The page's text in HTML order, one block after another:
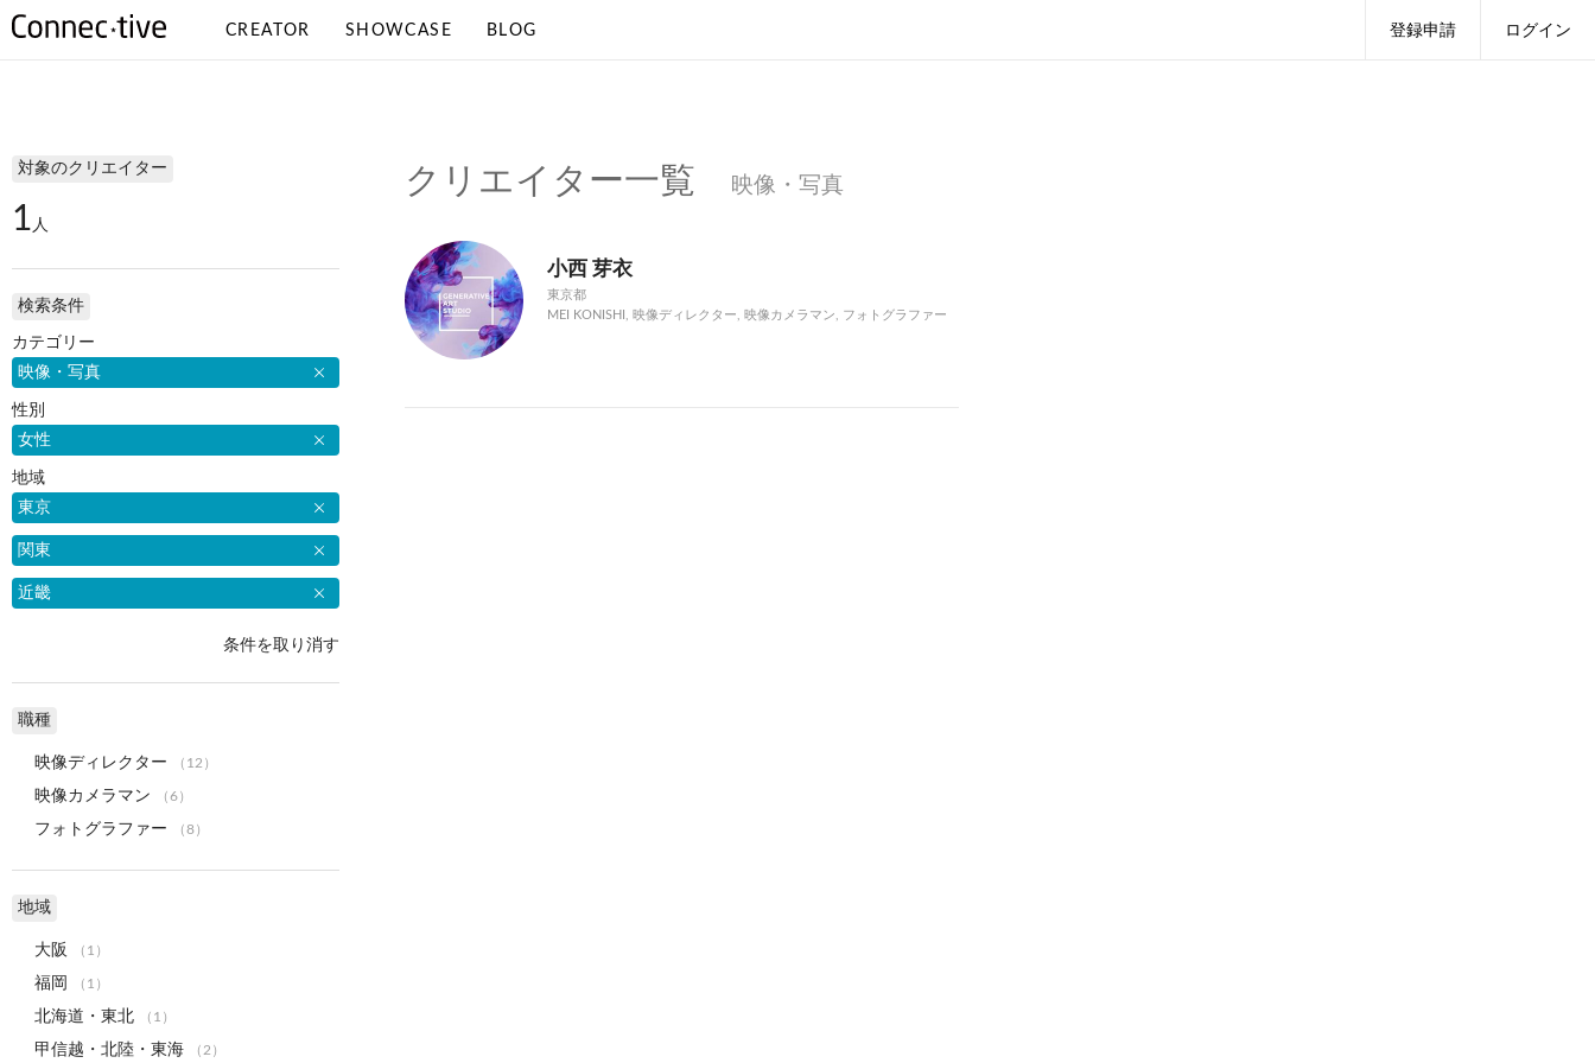
CREATOR SHOWCASE BLOG 登録申請 ログイン
検索条件
クリエイター一覧 映像・写真
小西 芽衣
東京都
MEI KONISHI, 映像ディレクター, 映像カメラマン, フォトグラファー
対象のクリエイター
1 人
検索条件
カテゴリー
映像・写真
性別
女性
地域
東京
関東
近畿
条件を取り消す
職種
映像ディレクター （12）
映像カメラマン （6）
フォトグラファー （8）
地域
大阪 （1）
福岡 （1）
北海道・東北 （1）
甲信越・北陸・東海 （2）